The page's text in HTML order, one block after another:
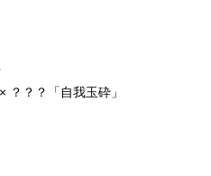
？？？「自我玉砕」